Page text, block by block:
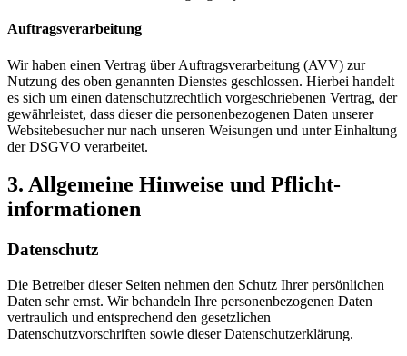
Auftragsverarbeitung
Wir haben einen Vertrag über Auftragsverarbeitung (AVV) zur
Nutzung des oben genannten Dienstes geschlossen. Hierbei handelt
es sich um einen datenschutzrechtlich vorgeschriebenen Vertrag, der
gewährleistet, dass dieser die personenbezogenen Daten unserer
Websitebesucher nur nach unseren Weisungen und unter Einhaltung
der DSGVO verarbeitet.
3. Allgemeine Hinweise und Pflicht­
informationen
Datenschutz
Die Betreiber dieser Seiten nehmen den Schutz Ihrer persönlichen
Daten sehr ernst. Wir behandeln Ihre personenbezogenen Daten
vertraulich und entsprechend den gesetzlichen
Datenschutzvorschriften sowie dieser Datenschutzerklärung.